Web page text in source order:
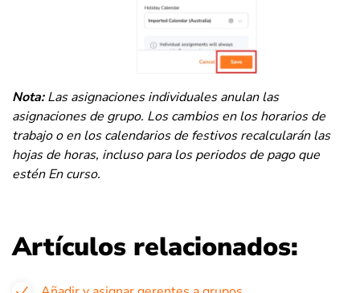
Nota:Las asignaciones individuales anulan las
asignaciones de grupo. Los cambios en los horarios de
trabajo o en los calendarios de festivos recalcularán las
hojas de horas, incluso para los periodos de pago que
estén En curso.
Artículos relacionados: